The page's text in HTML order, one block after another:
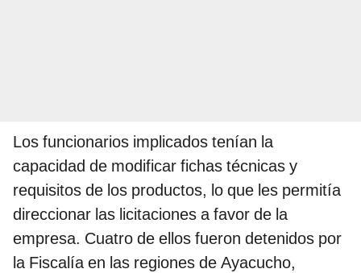
Los funcionarios implicados tenían la
capacidad de modificar fichas técnicas y
requisitos de los productos, lo que les permitía
direccionar las licitaciones a favor de la
empresa. Cuatro de ellos fueron detenidos por
la Fiscalía en las regiones de Ayacucho,